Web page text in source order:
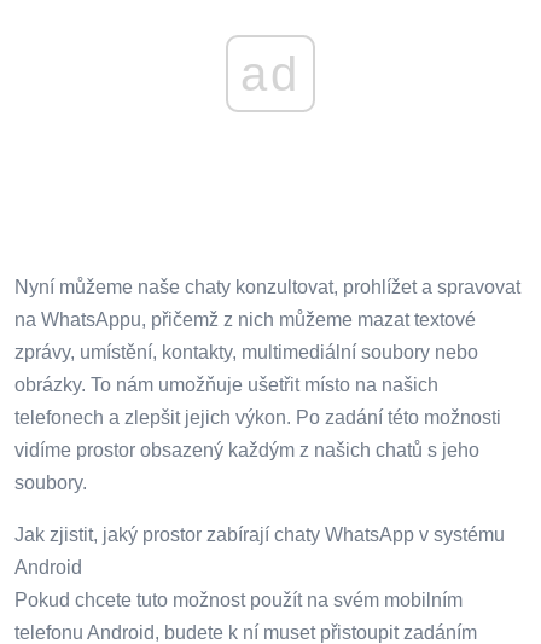
ad
Nyní můžeme naše chaty konzultovat, prohlížet a spravovat
na WhatsAppu, přičemž z nich můžeme mazat textové
zprávy, umístění, kontakty, multimediální soubory nebo
obrázky. To nám umožňuje ušetřit místo na našich
telefonech a zlepšit jejich výkon. Po zadání této možnosti
vidíme prostor obsazený každým z našich chatů s jeho
soubory.
Jak zjistit, jaký prostor zabírají chaty WhatsApp v systému
Android
Pokud chcete tuto možnost použít na svém mobilním
telefonu Android, budete k ní muset přistoupit zadáním